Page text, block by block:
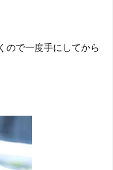
ので一度手にしてから